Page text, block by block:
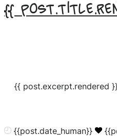
{{
{{ post.excerpt.rendered
{{post.date_human}}